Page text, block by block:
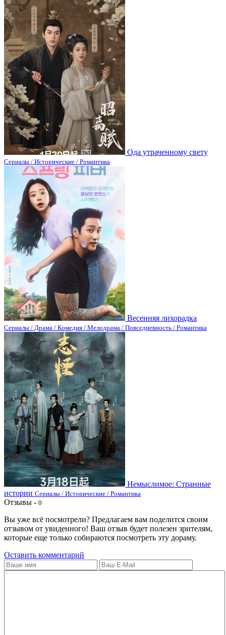
Ода утраченному свету
Сериалы / Исторические / Романтика
Весенняя лихорадка
Сериалы / Драма / Комедия / Мелодрама / Повседневность / Романтика
Немыслимое: Странные
истории Сериалы / Исторические / Романтика
Отзывы - 0
Вы уже всё посмотрели? Предлагаем вам поделится своим
отзывом от увиденного! Ваш отзыв будет полезен зрителям,
которые еще только собираются посмотреть эту дораму.
Оставить комментарий